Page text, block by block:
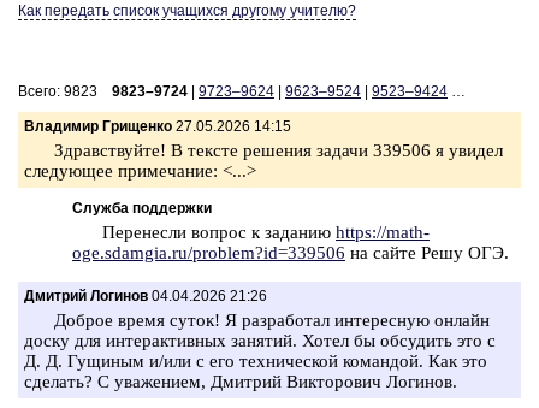
Как пе­ре­дать спи­сок уча­щих­ся дру­го­му учи­те­лю?
Всего: 9823 9823–9724 | 9723–9624 | 9623–9524 | 9523–9424
Владимир Грищенко 27.05.2026 14:15
Здрав­ствуй­те! В тек­сте ре­ше­ния за­да­чи 339506 я уви­дел
сле­ду­ю­щее при­ме­ча­ние: <...>
Служба поддержки
Пе­ре­нес­ли во­прос к за­да­нию https://math-
oge.sdamgia.ru/problem?id=339506 на сайте Решу ОГЭ.
Дмитрий Логинов 04.04.2026 21:26
Доб­рое время суток! Я раз­ра­бо­тал ин­те­рес­ную он­лайн
доску для ин­тер­ак­тив­ных за­ня­тий. Хотел бы об­су­дить это с
Д. Д. Гу­щи­ным и/или с его тех­ни­че­ской ко­ман­дой. Как это
сде­лать? С ува­же­ни­ем, Дмит­рий Вик­то­ро­вич Ло­ги­нов.